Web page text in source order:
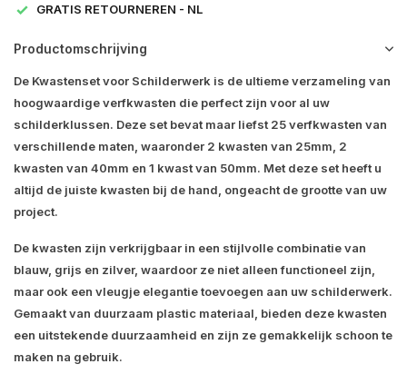
GRATIS RETOURNEREN - NL
Productomschrijving
De Kwastenset voor Schilderwerk is de ultieme verzameling van
hoogwaardige verfkwasten die perfect zijn voor al uw
schilderklussen. Deze set bevat maar liefst 25 verfkwasten van
verschillende maten, waaronder 2 kwasten van 25mm, 2
kwasten van 40mm en 1 kwast van 50mm. Met deze set heeft u
altijd de juiste kwasten bij de hand, ongeacht de grootte van uw
project.
De kwasten zijn verkrijgbaar in een stijlvolle combinatie van
blauw, grijs en zilver, waardoor ze niet alleen functioneel zijn,
maar ook een vleugje elegantie toevoegen aan uw schilderwerk.
Gemaakt van duurzaam plastic materiaal, bieden deze kwasten
een uitstekende duurzaamheid en zijn ze gemakkelijk schoon te
maken na gebruik.